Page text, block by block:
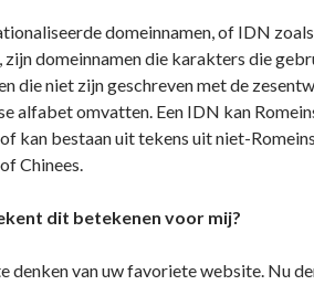
domeinnamen, of IDN
zijn domeinnamen die karakters die
die niet zijn geschreven met de
alfabet omvatten. Een IDN kan
kan bestaan uit tekens uit niet-
Chinees.
dit betekenen voor mij?
denken van uw favoriete website. Nu